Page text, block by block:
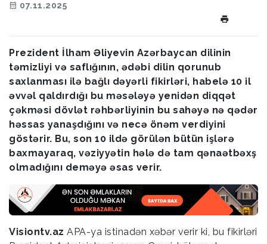
07.11.2025
Prezident İlham Əliyevin Azərbaycan dilinin
təmizliyi və saflığının, ədəbi dilin qorunub
saxlanması ilə bağlı dəyərli fikirləri, habelə 10 il
əvvəl qaldırdığı bu məsələyə yenidən diqqət
çəkməsi dövlət rəhbərliyinin bu sahəyə nə qədər
həssas yanaşdığını və necə önəm verdiyini
göstərir. Bu, son 10 ildə görülən bütün işlərə
baxmayaraq, vəziyyətin hələ də tam qənaətbəxş
olmadığını deməyə əsas verir.
Visiontv.az APA-ya istinadən xəbər verir ki, bu fikirləri